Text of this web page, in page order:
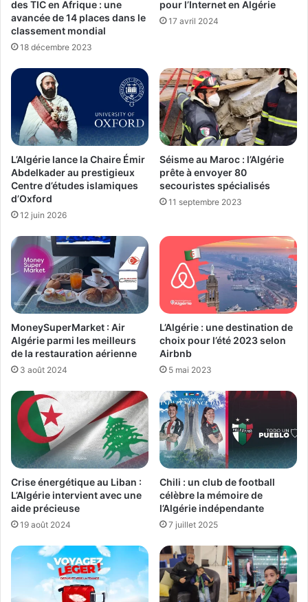
des TIC en Afrique : une
avancée de 14 places dans le
classement mondial
18 décembre 2023
pour l’Internet en Algérie
17 avril 2024
L’Algérie lance la Chaire Émir
Abdelkader au prestigieux
Centre d’études islamiques
d’Oxford
12 juin 2026
Séisme au Maroc : l’Algérie
prête à envoyer 80
secouristes spécialisés
11 septembre 2023
MoneySuperMarket : Air
Algérie parmi les meilleurs
de la restauration aérienne
3 août 2024
L’Algérie : une destination de
choix pour l’été 2023 selon
Airbnb
5 mai 2023
Crise énergétique au Liban :
L’Algérie intervient avec une
aide précieuse
19 août 2024
Chili : un club de football
célèbre la mémoire de
l’Algérie indépendante
7 juillet 2025